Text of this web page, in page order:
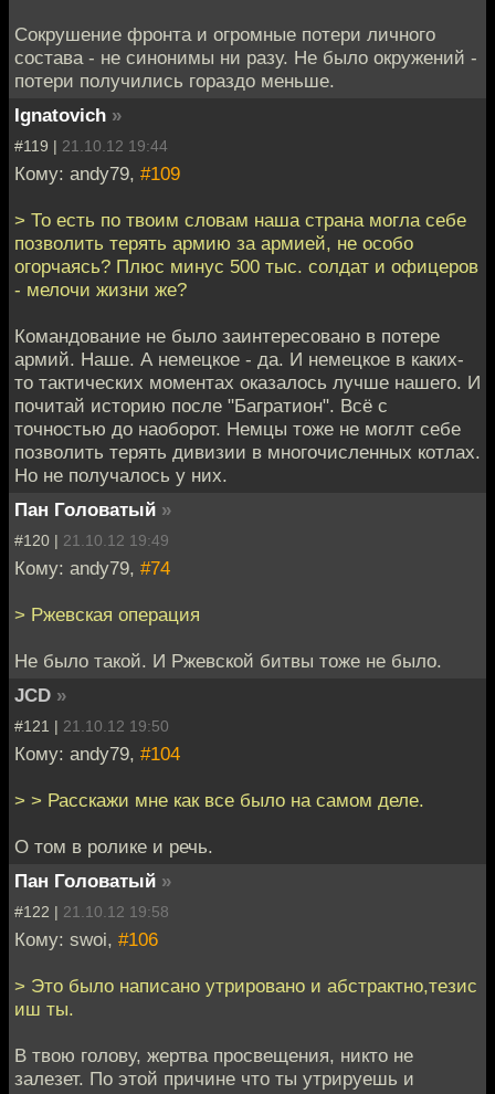
Сокрушение фронта и огромные потери личного
состава - не синонимы ни разу. Не было окружений -
потери получились гораздо меньше.
Ignatovich »
#119 | 21.10.12 19:44
Кому: andy79, #109
> То есть по твоим словам наша страна могла себе
позволить терять армию за армией, не особо
огорчаясь? Плюс минус 500 тыс. солдат и офицеров
- мелочи жизни же?
Командование не было заинтересовано в потере
армий. Наше. А немецкое - да. И немецкое в каких-
то тактических моментах оказалось лучше нашего. И
почитай историю после "Багратион". Всё с
точностью до наоборот. Немцы тоже не моглт себе
позволить терять дивизии в многочисленных котлах.
Но не получалось у них.
Пан Головатый »
#120 | 21.10.12 19:49
Кому: andy79, #74
> Ржевская операция
Не было такой. И Ржевской битвы тоже не было.
JCD »
#121 | 21.10.12 19:50
Кому: andy79, #104
> > Расскажи мне как все было на самом деле.
О том в ролике и речь.
Пан Головатый »
#122 | 21.10.12 19:58
Кому: swoi, #106
> Это было написано утрировано и абстрактно,тезис
иш ты.
В твою голову, жертва просвещения, никто не
залезет. По этой причине что ты утрируешь и